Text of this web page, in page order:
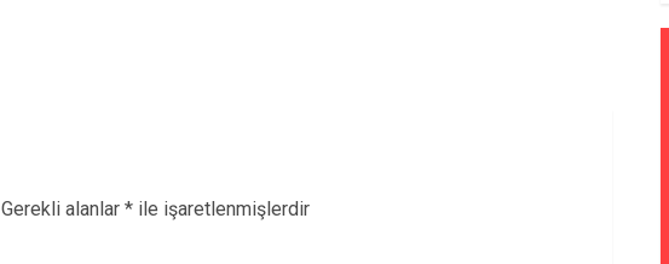
Gerekli alanlar * ile işaretlenmişlerdir